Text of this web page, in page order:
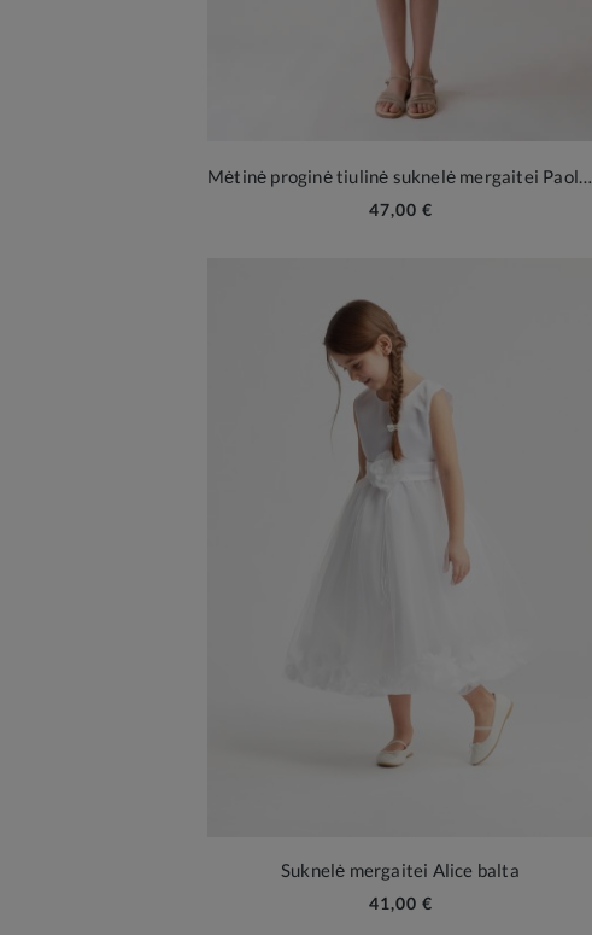
Mėtinė proginė tiulinė suknelė mergaitei Paola su plunksnomis
47,00 €
Suknelė mergaitei Alice balta
41,00 €